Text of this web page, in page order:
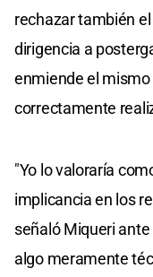
rechazar también
dirigencia a
enmiende el
correctamente
"Yo lo valoraría
implicancia en los
señaló Miqueri
algo meramente